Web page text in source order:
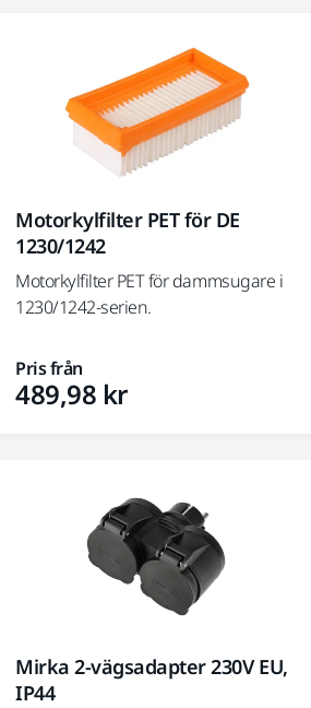
Motorkylfilter PET för DE
1230/1242
Motorkylfilter PET för dammsugare i
1230/1242-serien.
Pris från
489,98 kr
Mirka 2-vägsadapter 230V EU,
IP44